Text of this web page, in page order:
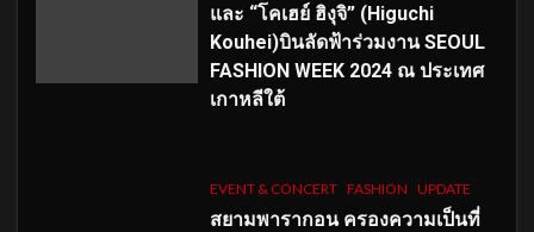
และ “โคเฮย์ ฮิงุจิ” (Higuchi
Kouhei)บินลัดฟ้าร่วมงาน SEOUL
FASHION WEEK 2024 ณ ประเทศ
เกาหลีใต้
EVENT & CONCERT FASHION UPDATE
สยามพารากอน ครองความเป็นที่